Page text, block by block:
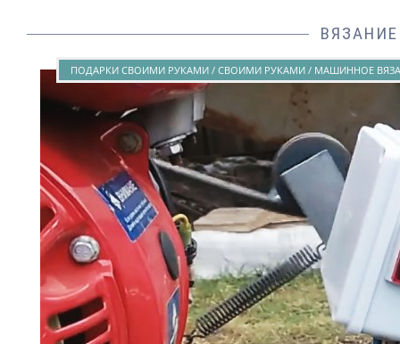
ПОДАРКИ СВОИМИ РУКАМИ / СВОИМИ РУКАМИ / МАШИННОЕ